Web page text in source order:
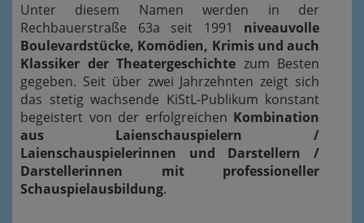
Unter diesem Namen werden in der
Rechbauerstraße 63a seit 1991 niveauvolle
Boulevardstücke, Komödien, Krimis und auch
Klassiker der Theatergeschichte zum Besten
gegeben. Seit über zwei Jahrzehnten zeigt sich
das stetig wachsende KiStL-Publikum konstant
begeistert von der erfolgreichen Kombination
aus Laienschauspielern /
Laienschauspielerinnen und Darstellern /
Darstellerinnen mit professioneller
Schauspielausbildung.